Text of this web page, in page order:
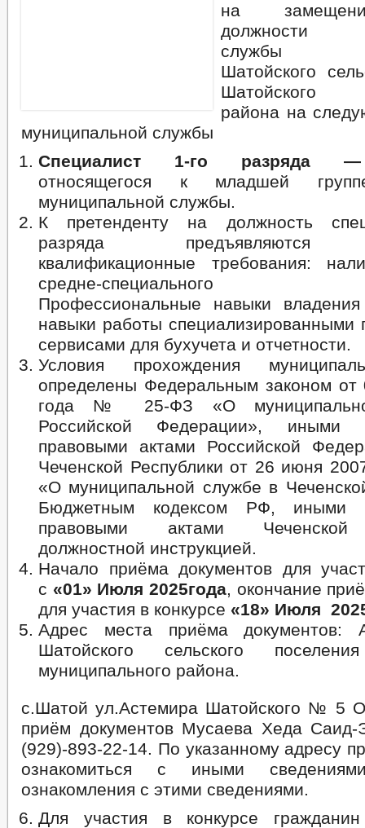
на
должности
службы
Шатойского
Шатойского
района на
муниципальной службы
Специалист 1-го разряда —
относящегося к младшей
муниципальной службы.
К претенденту на должность
разряда предъявляются
квалификационные требования:
средне-специального
Профессиональные навыки
навыки работы специализированными
сервисами для бухучета и отчетности.
Условия прохождения
определены Федеральным законом от
года № 25-ФЗ «О
Российской Федерации», иными
правовыми актами Российской
Чеченской Республики от 26 июня
«О муниципальной службе в
Бюджетным кодексом РФ, иными
правовыми актами Чеченской
должностной инструкцией.
Начало приёма документов для
с «01» Июля 2025года, окончание
для участия в конкурсе «18» Июля
Адрес места приёма документов:
Шатойского сельского
муниципального района.
с.Шатой ул.Астемира Шатойского № 5
приём документов Мусаева Хеда Саид-
(929)-893-22-14. По указанному адресу
ознакомиться с иными
ознакомления с этими сведениями.
Для участия в конкурсе гражданин